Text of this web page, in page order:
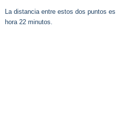
La distancia entre estos dos puntos
hora 22 minutos.